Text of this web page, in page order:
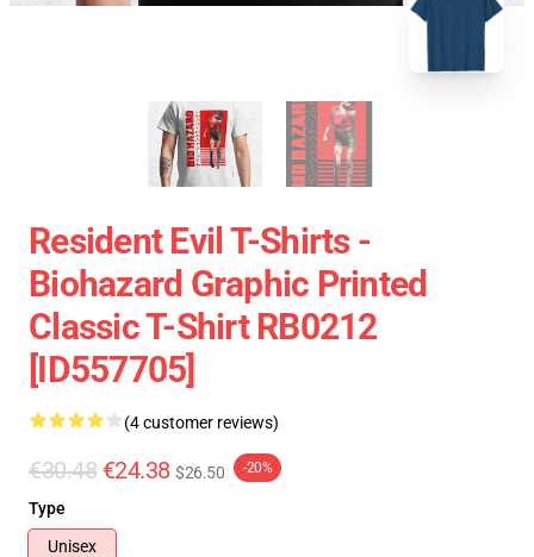
Resident Evil T-Shirts -
Biohazard Graphic Printed
Classic T-Shirt RB0212
[ID557705]
(4 customer reviews)
€30.48 €24.38 $26.50 -20%
Type
Unisex